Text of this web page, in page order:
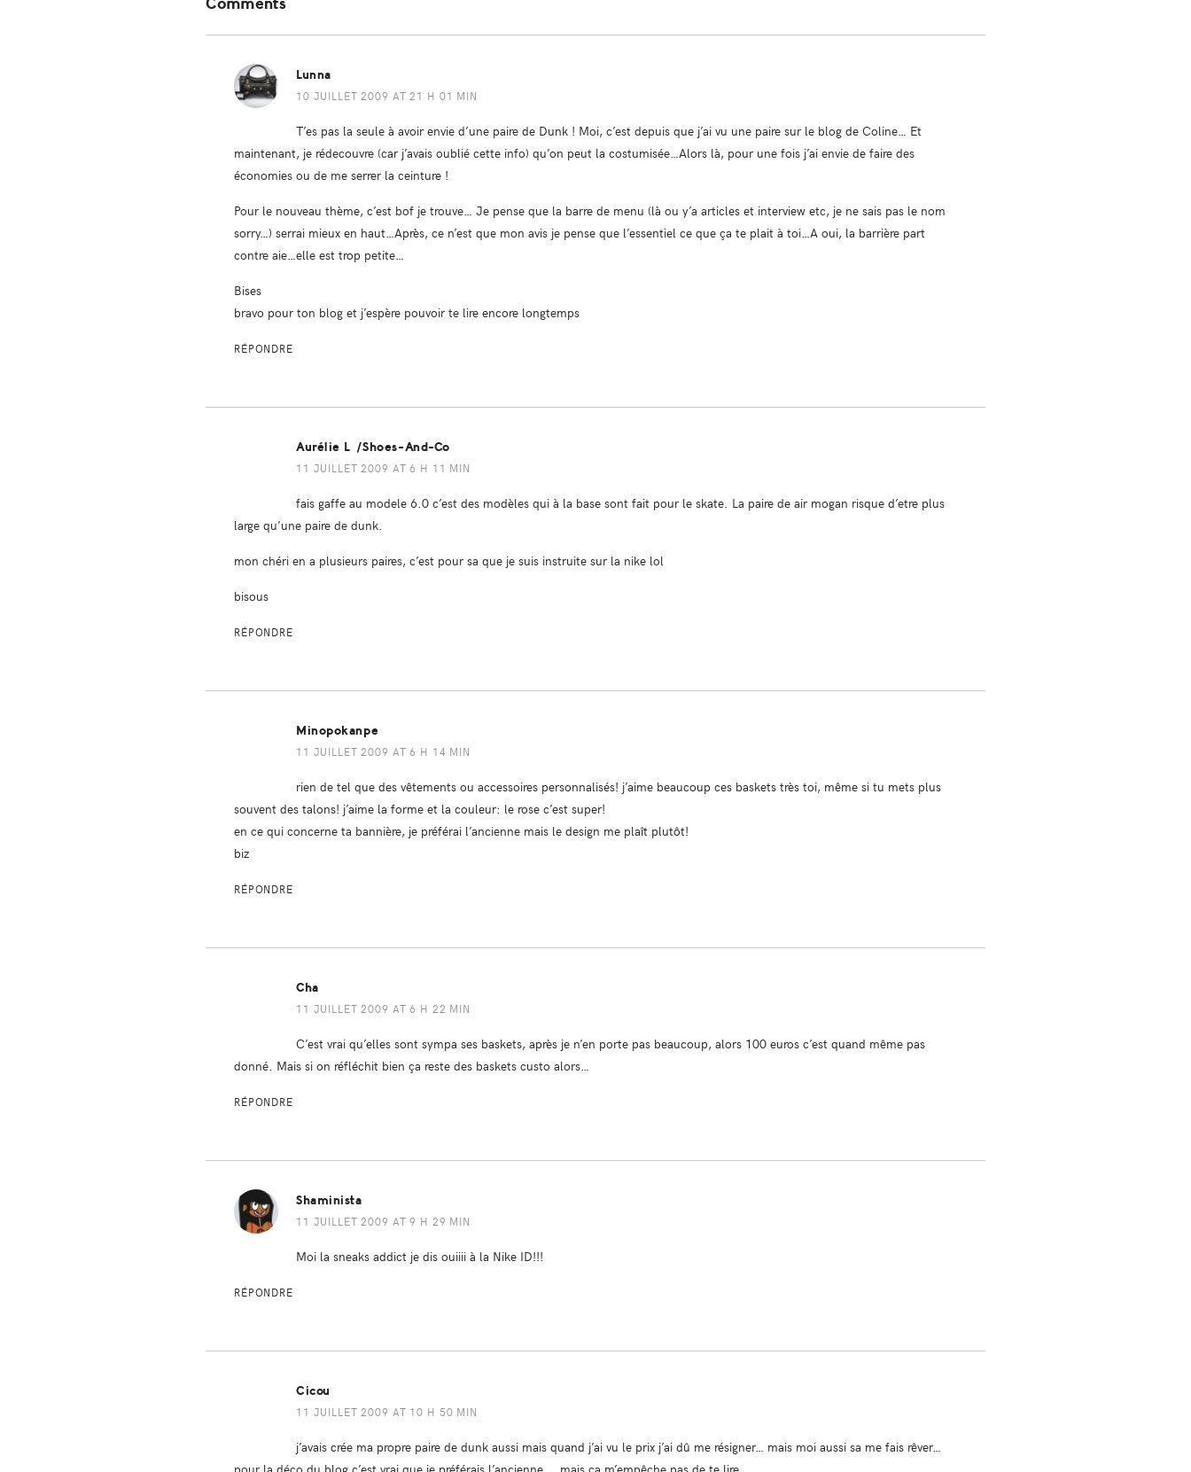
Interactions
Lunna
10 JUILLET 2009 AT 21 H 01 MIN
T’es pas la seule à avoir envie d’une paire de Dunk ! Moi, c’est depuis que j’ai vu une paire sur le blog de Coline… Et
maintenant, je rédecouvre (car j’avais oublié cette info) qu’on peut la costumisée…Alors là, pour une fois j’ai envie de faire des
économies ou de me serrer la ceinture !
Pour le nouveau thème, c’est bof je trouve… Je pense que la barre de menu (là ou y’a articles et interview etc, je ne sais pas le nom
sorry…) serrai mieux en haut…Après, ce n’est que mon avis je pense que l’essentiel ce que ça te plait à toi…A oui, la barrière part
contre aie…elle est trop petite…
Bises
bravo pour ton blog et j’espère pouvoir te lire encore longtemps
RÉPONDRE
Aurélie L /shoes-And-Co
11 JUILLET 2009 AT 6 H 11 MIN
fais gaffe au modele 6.0 c’est des modèles qui à la base sont fait pour le skate. La paire de air mogan risque d’etre plus
large qu’une paire de dunk.
mon chéri en a plusieurs paires, c’est pour sa que je suis instruite sur la nike lol
bisous
RÉPONDRE
Minopokanpe
11 JUILLET 2009 AT 6 H 14 MIN
rien de tel que des vêtements ou accessoires personnalisés! j’aime beaucoup ces baskets très toi, même si tu mets plus
souvent des talons! j’aime la forme et la couleur: le rose c’est super!
en ce qui concerne ta bannière, je préférai l’ancienne mais le design me plaît plutôt!
biz
RÉPONDRE
Cha
11 JUILLET 2009 AT 6 H 22 MIN
C’est vrai qu’elles sont sympa ses baskets, après je n’en porte pas beaucoup, alors 100 euros c’est quand même pas
donné. Mais si on réfléchit bien ça reste des baskets custo alors…
RÉPONDRE
Shaminista
11 JUILLET 2009 AT 9 H 29 MIN
Moi la sneaks addict je dis ouiiii à la Nike ID!!!
RÉPONDRE
Cicou
11 JUILLET 2009 AT 10 H 50 MIN
j’avais crée ma propre paire de dunk aussi mais quand j’ai vu le prix j’ai dû me résigner… mais moi aussi sa me fais rêver…
pour la déco du blog c’est vrai que je préférais l’ancienne…. mais ça m’empêche pas de te lire